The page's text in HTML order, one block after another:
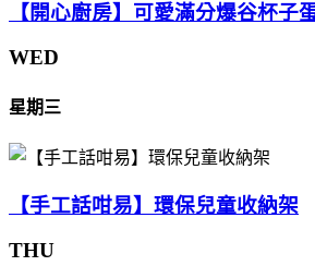
【開心廚房】可愛滿分爆谷杯子
WED
星期三
【手工話咁易】環保兒童收納架
THU